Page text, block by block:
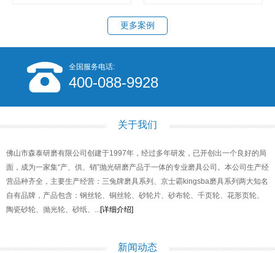
更多案例
全国服务电话:
400-088-9928
关于我们
佛山市森泰研磨有限公司创建于1997年，经过多年研发，已开创出一个良好的局
面，成为一家集“产、供、销”抛光研磨产品于一体的专业磨具公司。本公司生产经
营品种齐全，主要生产经营：三兔牌磨具系列、京士霸kingsba磨具系列两大知名
自有品牌，产品包含：钢丝轮、铜丝轮、砂轮片、砂布轮、千页轮、花形页轮、
陶瓷砂轮、抛光轮、砂纸、...[详细介绍]
新闻动态